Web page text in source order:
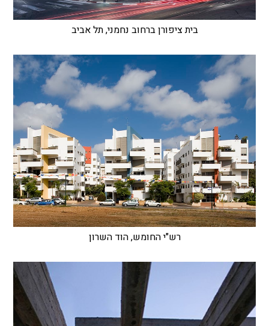
בית ציפורן ברחוב נחמני, תל אביב
רש"י החומש, הוד השרון